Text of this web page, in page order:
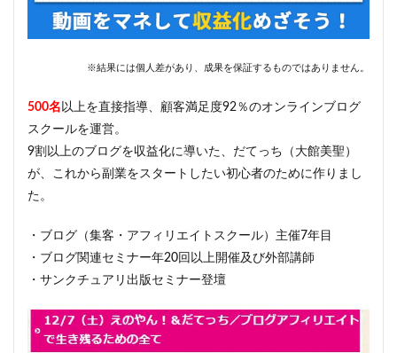
※結果には個人差があり、成果を保証するものではありません。
500名 以上を直接指導、顧客満足度92％のオンラインブログ
スクールを運営。
9割以上のブログを収益化に導いた、だてっち（大館美聖）
が、これから副業をスタートしたい初心者のために作りまし
た。
・ブログ（集客・アフィリエイトスクール）主催7年目
・ブログ関連セミナー年20回以上開催及び外部講師
・サンクチュアリ出版セミナー登壇